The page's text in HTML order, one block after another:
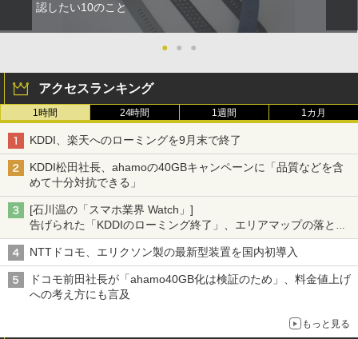
認したい10のこと
● ● ●
アクセスランキング
1時間 24時間 1週間 1カ月
KDDI、楽天へのローミングを9月末で終了
KDDI松田社長、ahamoの40GBキャンペーンに「品質などを含
めて十分対抗できる」
[石川温の「スマホ業界 Watch」]
告げられた「KDDIのローミング終了」、エリアマップの落とし
穴と楽天モバイルの課題
NTTドコモ、エリクソン製の最新型装置を国内初導入
ドコモ前田社長が「ahamo40GB化は検証のため」、料金値上げ
への考え方にも言及
もっと見る